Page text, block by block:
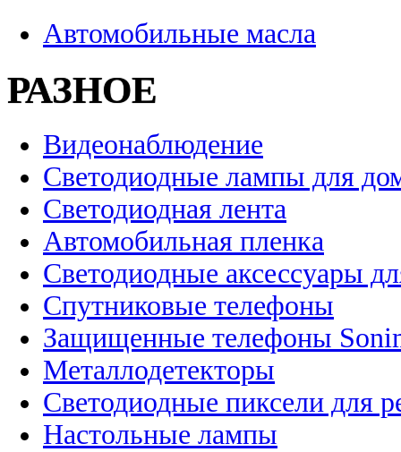
Автомобильные масла
РАЗНОЕ
Видеонаблюдение
Светодиодные лампы для
Светодиодная лента
Автомобильная пленка
Светодиодные аксессуары
Спутниковые телефоны
Защищенные телефоны
Металлодетекторы
Светодиодные пиксели для
Настольные лампы